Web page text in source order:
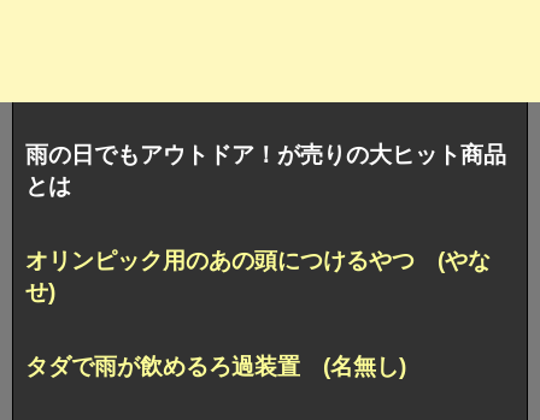
雨の日でもアウトドア！が売りの大ヒット商品
とは
オリンピック用のあの頭につけるやつ (やな
せ)
タダで雨が飲めるろ過装置 (名無し)